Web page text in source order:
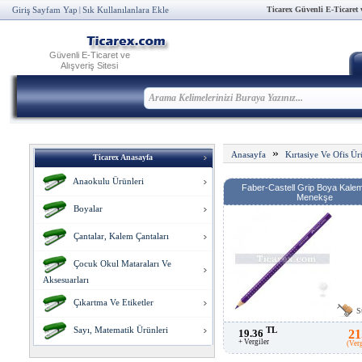
Giriş Sayfam Yap Sık Kullanılanlara Ekle Ticarex Güvenli E-Ticaret
Güvenli E-Ticaret ve
Alışveriş Sitesi
Ticarex Anasayfa
Anaokulu Ürünleri
Boyalar
Çantalar, Kalem Çantaları
Çocuk Okul Mataraları Ve
Aksesuarları
Çıkartma Ve Etiketler
Sayı, Matematik Ürünleri
Anasayfa » Kırtasiye Ve Ofis
Faber-Castell Grip Boya
Menekşe
19.36 TL
+ Vergiler